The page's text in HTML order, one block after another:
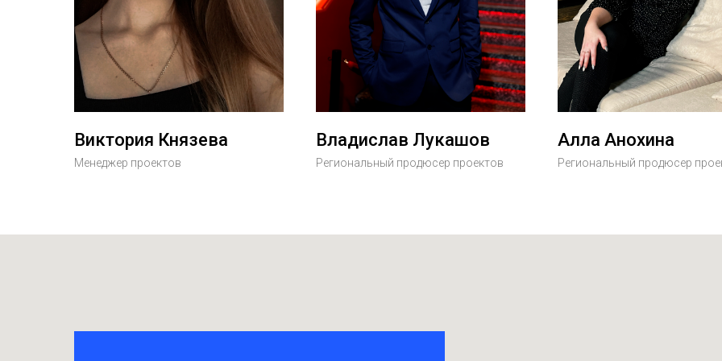
Виктория Князева
Менеджер проектов
Владислав Лукашов
Региональный продюсер проектов
Алла Анохина
Региональный продюсер